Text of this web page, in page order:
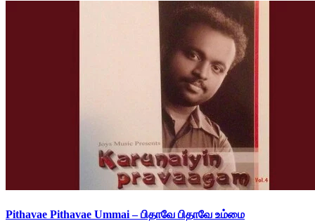
Pithavae Pithavae Ummai – பிதாவே பிதாவே உம்மை